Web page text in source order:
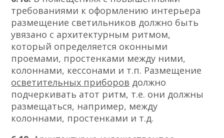
требованиями к оформлению интерьера
размещение светильников должно быть
увязано с архитектурным ритмом,
который определяется оконными
проемами, простенками между ними,
колоннами, кессонами и т.п. Размещение
осветительных приборов должно
подчеркивать атот ритм, т.е. они должны
размещаться, например, между
колоннами, простенками и т.д.